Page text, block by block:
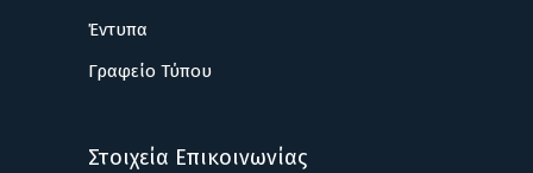
Έντυπα
Γραφείο Τύπου
Στοιχεία Επικοινωνίας